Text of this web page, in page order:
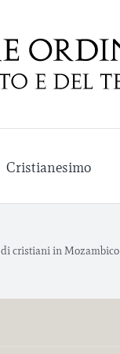
Cristianesimo
cristiani in Mozambico